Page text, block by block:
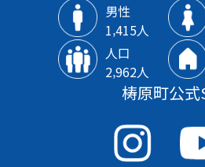
男性
1‚415人
人口
2‚962人
梼原町公式